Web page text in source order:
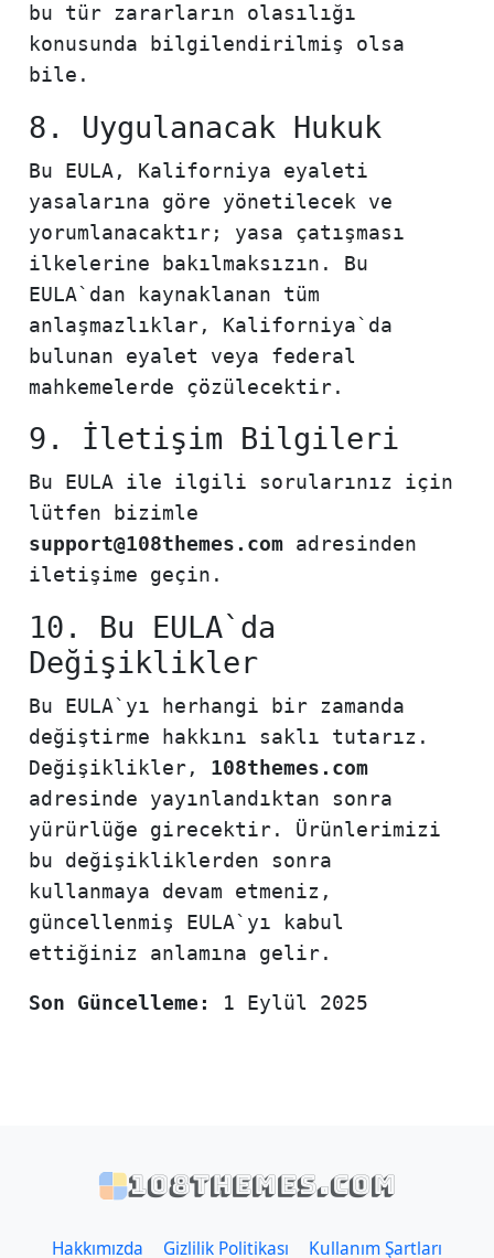
bu tür zararların olasılığı
konusunda bilgilendirilmiş olsa
bile.
8. Uygulanacak Hukuk
Bu EULA, Kaliforniya eyaleti
yasalarına göre yönetilecek ve
yorumlanacaktır; yasa çatışması
ilkelerine bakılmaksızın. Bu
EULA`dan kaynaklanan tüm
anlaşmazlıklar, Kaliforniya`da
bulunan eyalet veya federal
mahkemelerde çözülecektir.
9. İletişim Bilgileri
Bu EULA ile ilgili sorularınız için
lütfen bizimle
support@108themes.com adresinden
iletişime geçin.
10. Bu EULA`da
Değişiklikler
Bu EULA`yı herhangi bir zamanda
değiştirme hakkını saklı tutarız.
Değişiklikler, 108themes.com
adresinde yayınlandıktan sonra
yürürlüğe girecektir. Ürünlerimizi
bu değişikliklerden sonra
kullanmaya devam etmeniz,
güncellenmiş EULA`yı kabul
ettiğiniz anlamına gelir.
Son Güncelleme: 1 Eylül 2025
108themes.com
Hakkımızda Gizlilik Politikası Kullanım Şartları